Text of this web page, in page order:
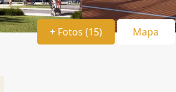
+ Fotos (15) Mapa